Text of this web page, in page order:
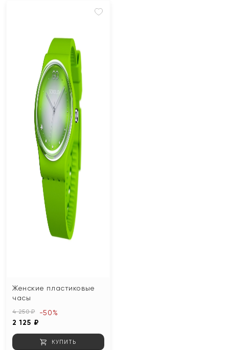
Женские пластиковые
часы
4 250 ₽
2 125 ₽
-50%
КУПИТЬ